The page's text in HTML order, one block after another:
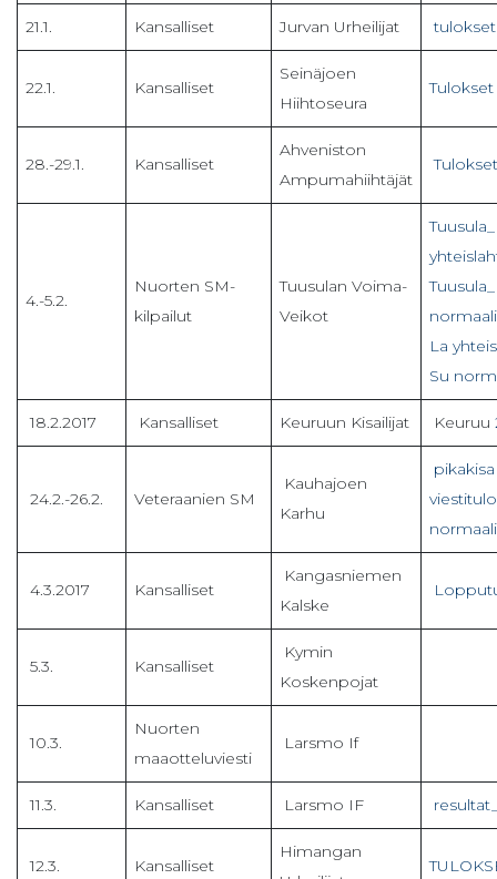
21.1. Kansalliset Jurvan Urheilijat
22.1. Kansalliset
Seinäjoen
Hiihtoseura
Tulokset
28.-29.1. Kansalliset
Ahveniston
Ampumahiihtäjät
4.-5.2.
Nuorten SM-
kilpailut
Tuusulan Voima-
Veikot
La
Su
18.2.2017 Kansalliset Keuruun Kisailijat Keuruu
24.2.-26.2. Veteraanien SM
Kauhajoen
Karhu
pikakisa
4.3.2017 Kansalliset
Kangasniemen
Kalske
5.3. Kansalliset
Kymin
Koskenpojat
10.3.
Nuorten
maaotteluviesti
Larsmo If
11.3. Kansalliset Larsmo IF
12.3. Kansalliset
Himangan